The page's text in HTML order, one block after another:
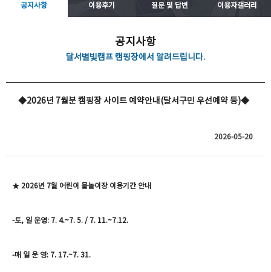
공지사항 이용후기 질문 및 답변 이용자갤러리
공지사항
달서별빛캠프 캠핑장에서 알려드립니다.
◆2026년 7월분 캠핑장 사이트 예약안내(달서구민 우선예약 등)◆
2026-05-20
★ 2026년 7월 어린이 물놀이장 이용기간 안내
-토, 일 운영: 7. 4.~7. 5. / 7. 11.~7.12.
-매 일 운 영: 7. 17.~7. 31.